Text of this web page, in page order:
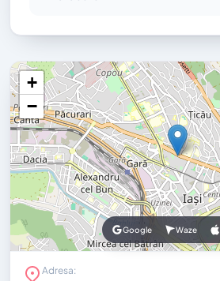
+
−
Google Waze
Adresa: